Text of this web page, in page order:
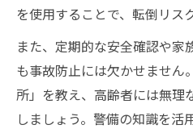
を使用することで、転倒リス
また、定期的な安全確認や家
も事故防止には欠かせません
所」を教え、高齢者には無理
しましょう。警備の知識を活